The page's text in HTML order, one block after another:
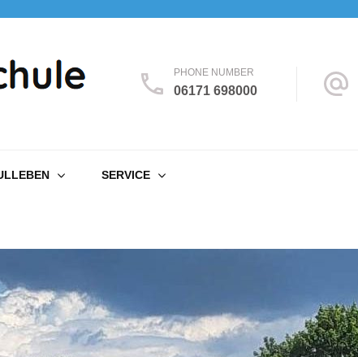
PHONE NUMBER
06171 698000
SERVICE